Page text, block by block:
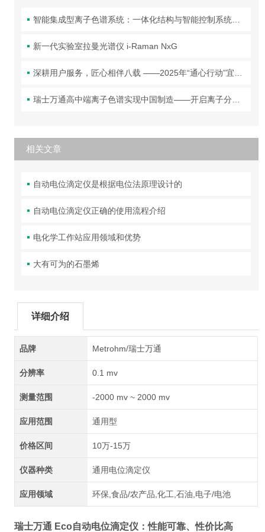
智能集成型离子色谱系统：一体化结构与智能控制系统全解析
新一代实验室拉曼光谱仪 i-Raman NxG
深耕用户服务，匠心相伴八载 ——2025年“通心行动”宜昌首站圆满落幕！
瑞士万通高中端离子色谱实现中国制造——开启离子分析新篇章！
相关文章
自动电位滴定仪是根据电位法原理设计的
自动电位滴定仪正确的使用流程介绍
电化学工作站应用领域和优势
大有可为的石墨烯
详细介绍
品牌 Metrohm/瑞士万通
分辨率 0.1 mv
测量范围 -2000 mv ~ 2000 mv
应用范围 通用型
价格区间 10万-15万
仪器种类 通用电位滴定仪
应用领域 环保,食品/农产品,化工,石油,电子/电池
瑞士万通 Eco自动电位滴定仪：性能可靠、性价比高